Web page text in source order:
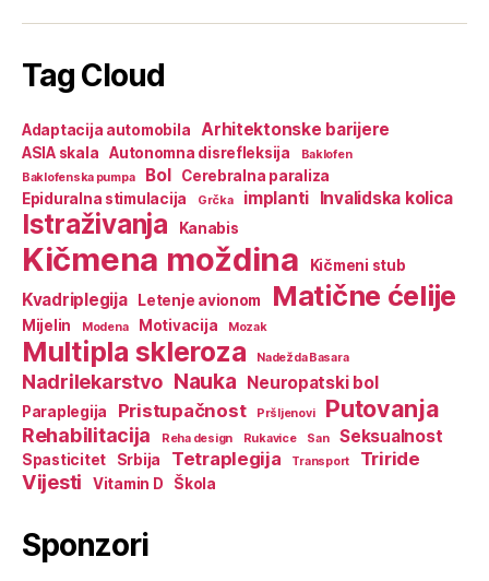
Tag Cloud
Adaptacija automobila Arhitektonske barijere
ASIA skala Autonomna disrefleksija
Baklofen
Baklofenska pumpa
Bol
Cerebralna paraliza
Epiduralna stimulacija
Grčka implanti Invalidska kolica
Istraživanja Kanabis
Kičmena moždina Kičmeni stub
Kvadriplegija Letenje avionom Matične ćelije
Mijelin Modena Motivacija Mozak
Multipla skleroza Nadežda Basara
Nadrilekarstvo Nauka Neuropatski bol
Paraplegija Pristupačnost Pršljenovi Putovanja
Rehabilitacija Reha design Rukavice San Seksualnost
Spasticitet Srbija Tetraplegija Transport Triride
Vijesti Vitamin D Škola
Sponzori